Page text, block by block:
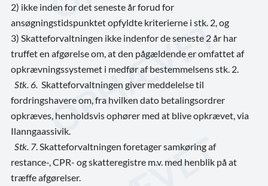
2) ikke inden for det seneste år forud for
ansøgningstidspunktet opfyldte kriterierne i stk. 2, og
3) Skatteforvaltningen ikke indenfor de seneste 2 år har
truffet en afgørelse om, at den pågældende er omfattet af
opkrævningssystemet i medfør af bestemmelsens stk. 2.
Stk. 6. Skatteforvaltningen giver meddelelse til
fordringshavere om, fra hvilken dato betalingsordrer
opkræves, henholdsvis ophører med at blive opkrævet, via
Ilanngaassivik.
Stk. 7. Skatteforvaltningen foretager samkøring af
restance-, CPR- og skatteregistre m.v. med henblik på at
træffe afgørelser.